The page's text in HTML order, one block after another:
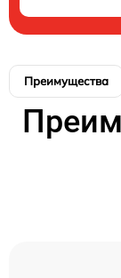
Преимущества